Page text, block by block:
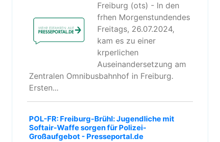
Freiburg (ots) - In den
frhen Morgenstundendes
Freitags, 26.07.2024,
kam es zu einer
krperlichen
Auseinandersetzung am
Zentralen Omnibusbahnhof in Freiburg.
Ersten...
POL-FR: Freiburg-Brühl: Jugendliche mit
Softair-Waffe sorgen für Polizei-
Großaufgebot - Presseportal.de